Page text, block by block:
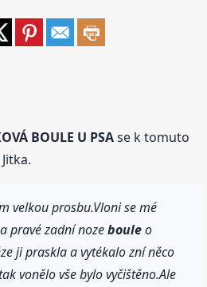
BOULE U PSAse k tomuto
velkou prosbu.Vloni se mé
pravé zadní nozebouleo
ji praskla a vytékalo zní něco
vonělo vše bylo vyčištěno.Ale